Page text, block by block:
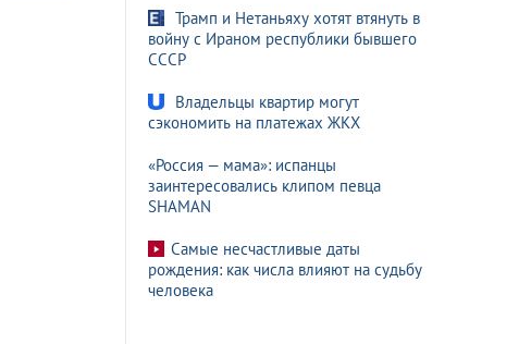
Трамп и Нетаньяху хотят втянуть в
войну с Ираном республики бывшего
СССР
Владельцы квартир могут
сэкономить на платежах ЖКХ
«Россия — мама»: испанцы
заинтересовались клипом певца
SHAMAN
Самые несчастливые даты
рождения: как числа влияют на судьбу
человека